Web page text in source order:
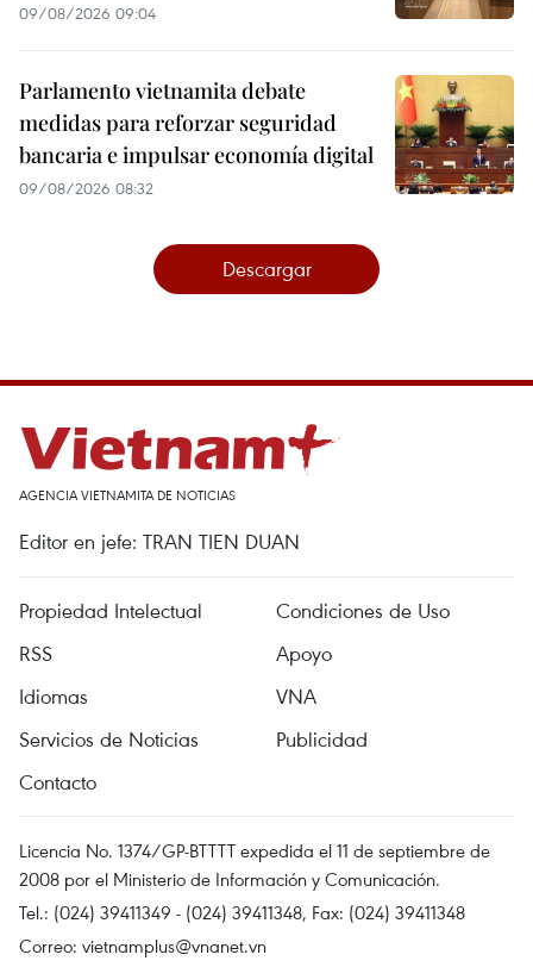
09/08/2026 09:04
Parlamento vietnamita debate
medidas para reforzar seguridad
bancaria e impulsar economía digital
09/08/2026 08:32
Descargar
AGENCIA VIETNAMITA DE NOTICIAS
Editor en jefe: TRAN TIEN DUAN
Propiedad Intelectual
Condiciones de Uso
RSS
Apoyo
Idiomas
VNA
Servicios de Noticias
Publicidad
Contacto
Licencia No. 1374/GP-BTTTT expedida el 11 de septiembre de
2008 por el Ministerio de Información y Comunicación.
Tel.: (024) 39411349 - (024) 39411348, Fax: (024) 39411348
Correo: vietnamplus@vnanet.vn